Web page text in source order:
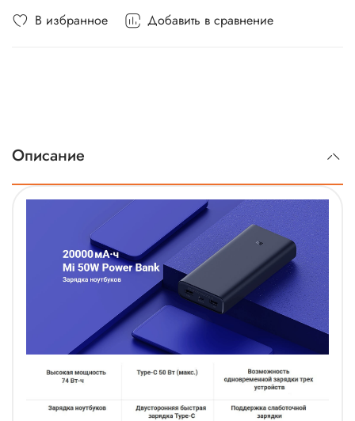
В избранное Добавить в сравнение
Описание